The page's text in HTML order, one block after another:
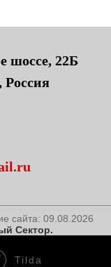
шоссе, 22Б
Россия
сайта: 09.08.2026
Сектор.
Tilda